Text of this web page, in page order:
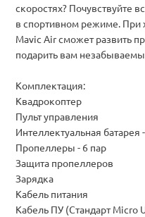
скоростях? Почувствуйте
в спортивном режиме. При
Mavic Air сможет развить
подарить вам
Комплектация:
Квадрокоптер
Пульт управления
Интеллектуальная батарея
Пропеллеры - 6 пар
Защита пропеллеров
Зарядка
Кабель питания
Кабель ПУ (Стандарт Micro